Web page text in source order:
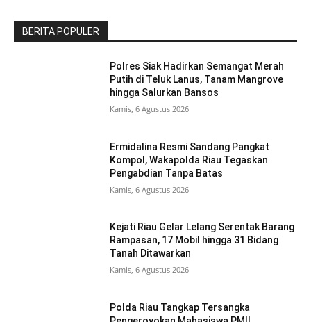
BERITA POPULER
Polres Siak Hadirkan Semangat Merah
Putih di Teluk Lanus, Tanam Mangrove
hingga Salurkan Bansos
Kamis, 6 Agustus 2026
Ermidalina Resmi Sandang Pangkat
Kompol, Wakapolda Riau Tegaskan
Pengabdian Tanpa Batas
Kamis, 6 Agustus 2026
Kejati Riau Gelar Lelang Serentak Barang
Rampasan, 17 Mobil hingga 31 Bidang
Tanah Ditawarkan
Kamis, 6 Agustus 2026
Polda Riau Tangkap Tersangka